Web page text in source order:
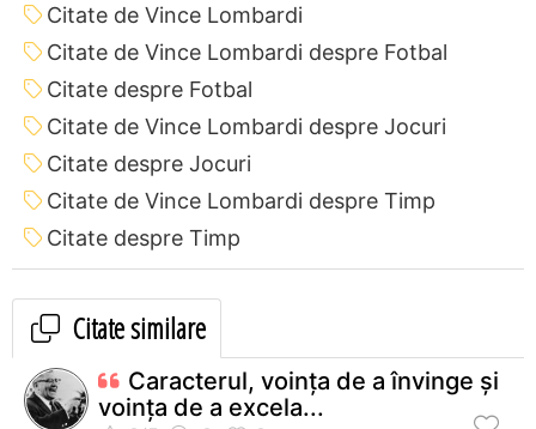
Citate de Vince Lombardi
Citate de Vince Lombardi despre Fotbal
Citate despre Fotbal
Citate de Vince Lombardi despre Jocuri
Citate despre Jocuri
Citate de Vince Lombardi despre Timp
Citate despre Timp
Citate similare
Caracterul, voinţa de a învinge şi
voinţa de a excela...